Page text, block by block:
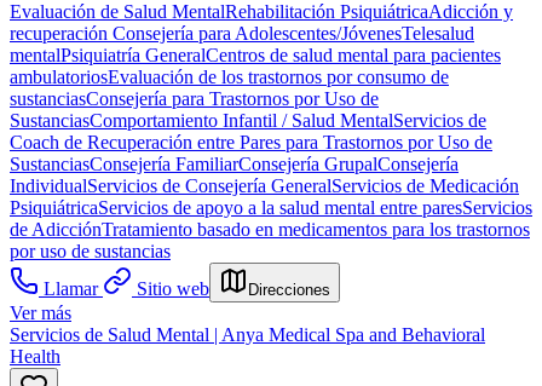
Evaluación de Salud MentalRehabilitación PsiquiátricaAdicción y
recuperación Consejería para Adolescentes/JóvenesTelesalud
mentalPsiquiatría GeneralCentros de salud mental para pacientes
ambulatoriosEvaluación de los trastornos por consumo de
sustanciasConsejería para Trastornos por Uso de
SustanciasComportamiento Infantil / Salud MentalServicios de
Coach de Recuperación entre Pares para Trastornos por Uso de
SustanciasConsejería FamiliarConsejería GrupalConsejería
IndividualServicios de Consejería GeneralServicios de Medicación
PsiquiátricaServicios de apoyo a la salud mental entre paresServicios
de AdicciónTratamiento basado en medicamentos para los trastornos
por uso de sustancias
Llamar
Sitio web Direcciones
Ver más
Servicios de Salud Mental | Anya Medical Spa and Behavioral
Health